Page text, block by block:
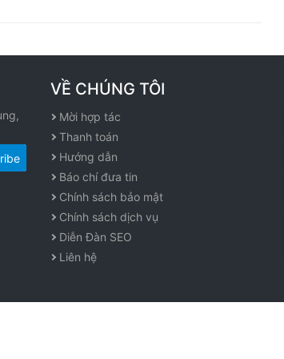
VỀ CHÚNG TÔI
Mời hợp tác
Thanh toán
Hướng dẫn
Báo chí đưa tin
Chính sách bảo mật
Chính sách dịch vụ
Diễn Đàn SEO
Liên hệ